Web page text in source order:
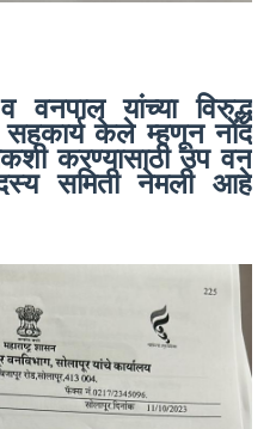
वनपाल यांच्या विरुद्ध
केले म्हणून नोंद
करण्यासाठी उप वन
समिती नेमली आहे